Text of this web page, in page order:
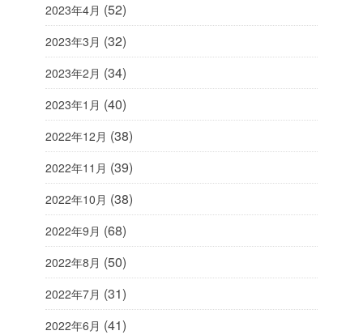
2023年4月 (52)
2023年3月 (32)
2023年2月 (34)
2023年1月 (40)
2022年12月 (38)
2022年11月 (39)
2022年10月 (38)
2022年9月 (68)
2022年8月 (50)
2022年7月 (31)
2022年6月 (41)